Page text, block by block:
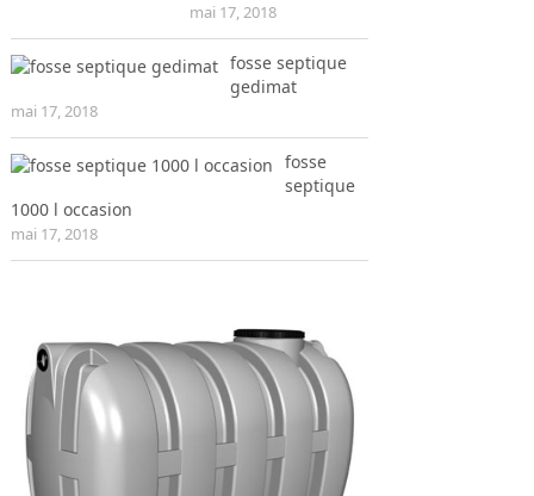
mai 17, 2018
fosse septique
gedimat
mai 17, 2018
fosse
septique
1000 l occasion
mai 17, 2018